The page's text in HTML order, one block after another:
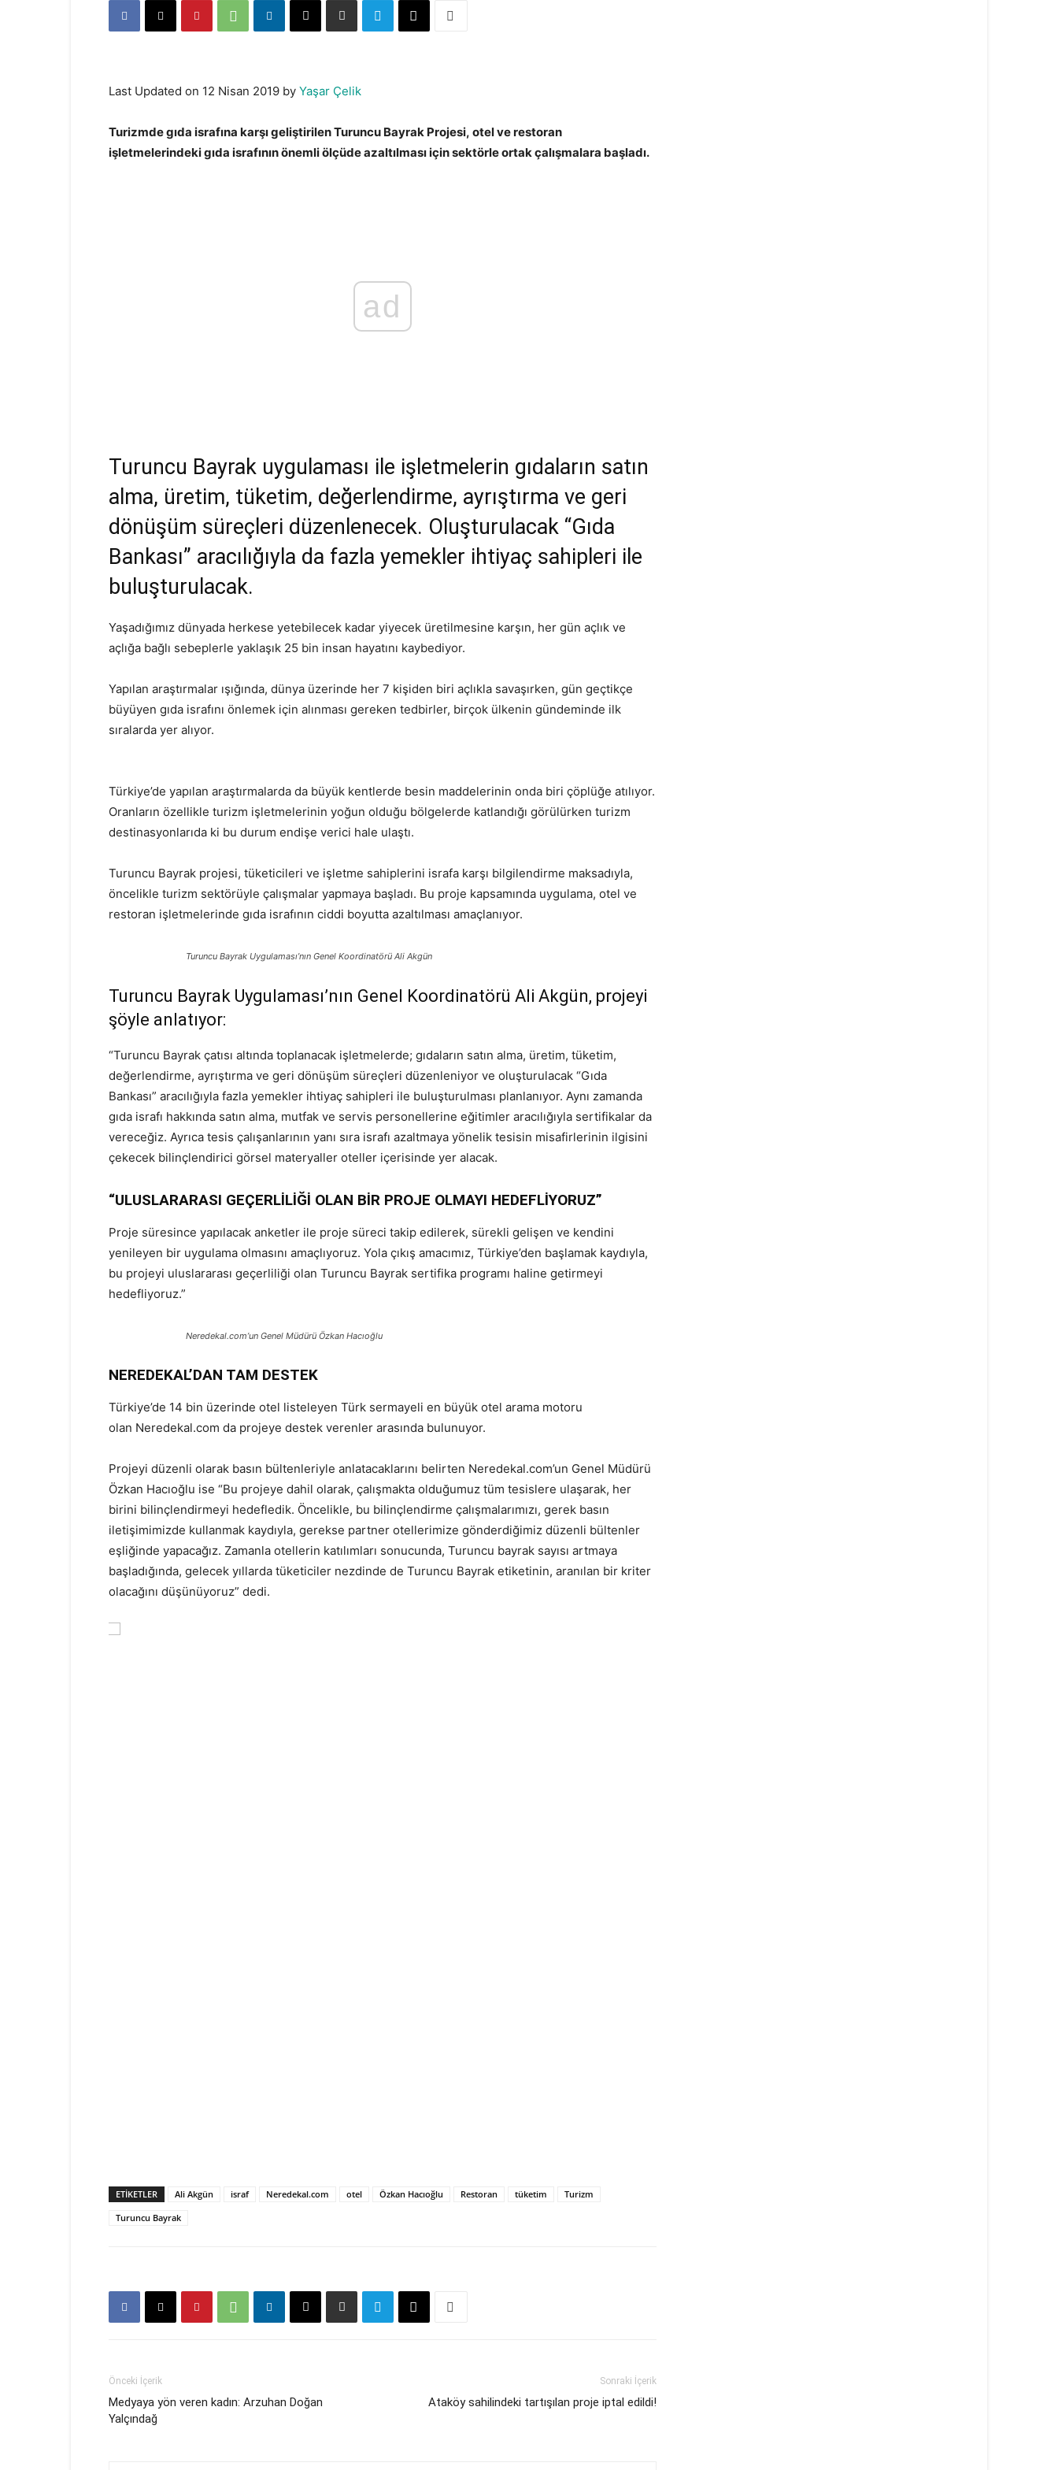
Last Updated on 12 Nisan 2019 by Yaşar Çelik
Turizmde gıda israfına karşı geliştirilen Turuncu Bayrak Projesi, otel ve restoran
işletmelerindeki gıda israfının önemli ölçüde azaltılması için sektörle ortak çalışmalara başladı.
ad
Turuncu Bayrak uygulaması ile işletmelerin gıdaların satın
alma, üretim, tüketim, değerlendirme, ayrıştırma ve geri
dönüşüm süreçleri düzenlenecek. Oluşturulacak “Gıda
Bankası” aracılığıyla da fazla yemekler ihtiyaç sahipleri ile
buluşturulacak.
Yaşadığımız dünyada herkese yetebilecek kadar yiyecek üretilmesine karşın, her gün açlık ve
açlığa bağlı sebeplerle yaklaşık 25 bin insan hayatını kaybediyor.
Yapılan araştırmalar ışığında, dünya üzerinde her 7 kişiden biri açlıkla savaşırken, gün geçtikçe
büyüyen gıda israfını önlemek için alınması gereken tedbirler, birçok ülkenin gündeminde ilk
sıralarda yer alıyor.
Türkiye’de yapılan araştırmalarda da büyük kentlerde besin maddelerinin onda biri çöplüğe atılıyor.
Oranların özellikle turizm işletmelerinin yoğun olduğu bölgelerde katlandığı görülürken turizm
destinasyonlarıda ki bu durum endişe verici hale ulaştı.
Turuncu Bayrak projesi, tüketicileri ve işletme sahiplerini israfa karşı bilgilendirme maksadıyla,
öncelikle turizm sektörüyle çalışmalar yapmaya başladı. Bu proje kapsamında uygulama, otel ve
restoran işletmelerinde gıda israfının ciddi boyutta azaltılması amaçlanıyor.
Turuncu Bayrak Uygulaması’nın Genel Koordinatörü Ali Akgün
Turuncu Bayrak Uygulaması’nın Genel Koordinatörü Ali Akgün, projeyi
şöyle anlatıyor:
“Turuncu Bayrak çatısı altında toplanacak işletmelerde; gıdaların satın alma, üretim, tüketim,
değerlendirme, ayrıştırma ve geri dönüşüm süreçleri düzenleniyor ve oluşturulacak “Gıda
Bankası” aracılığıyla fazla yemekler ihtiyaç sahipleri ile buluşturulması planlanıyor. Aynı zamanda
gıda israfı hakkında satın alma, mutfak ve servis personellerine eğitimler aracılığıyla sertifikalar da
vereceğiz. Ayrıca tesis çalışanlarının yanı sıra israfı azaltmaya yönelik tesisin misafirlerinin ilgisini
çekecek bilinçlendirici görsel materyaller oteller içerisinde yer alacak.
“ULUSLARARASI GEÇERLİLİĞİ OLAN BİR PROJE OLMAYI HEDEFLİYORUZ”
Proje süresince yapılacak anketler ile proje süreci takip edilerek, sürekli gelişen ve kendini
yenileyen bir uygulama olmasını amaçlıyoruz. Yola çıkış amacımız, Türkiye’den başlamak kaydıyla,
bu projeyi uluslararası geçerliliği olan Turuncu Bayrak sertifika programı haline getirmeyi
hedefliyoruz.”
Neredekal.com’un Genel Müdürü Özkan Hacıoğlu
NEREDEKAL’DAN TAM DESTEK
Türkiye’de 14 bin üzerinde otel listeleyen Türk sermayeli en büyük otel arama motoru
olan Neredekal.com da projeye destek verenler arasında bulunuyor.
Projeyi düzenli olarak basın bültenleriyle anlatacaklarını belirten Neredekal.com’un Genel Müdürü
Özkan Hacıoğlu ise “Bu projeye dahil olarak, çalışmakta olduğumuz tüm tesislere ulaşarak, her
birini bilinçlendirmeyi hedefledik. Öncelikle, bu bilinçlendirme çalışmalarımızı, gerek basın
iletişimimizde kullanmak kaydıyla, gerekse partner otellerimize gönderdiğimiz düzenli bültenler
eşliğinde yapacağız. Zamanla otellerin katılımları sonucunda, Turuncu bayrak sayısı artmaya
başladığında, gelecek yıllarda tüketiciler nezdinde de Turuncu Bayrak etiketinin, aranılan bir kriter
olacağını düşünüyoruz” dedi.
ETIKETLER Ali Akgün israf Neredekal.com otel Özkan Hacıoğlu Restoran tüketim
Turizm
Turuncu Bayrak
Önceki İçerik
Medyaya yön veren kadın: Arzuhan Doğan
Yalçındağ
Sonraki İçerik
Ataköy sahilindeki tartışılan proje iptal edildi!